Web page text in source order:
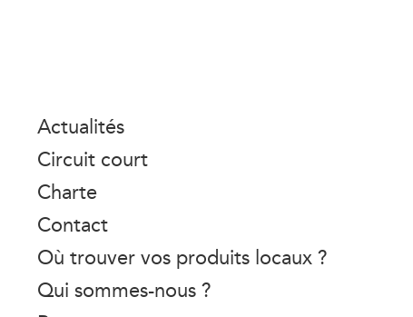
Actualités
Circuit court
Charte
Contact
Où trouver vos produits locaux ?
Qui sommes-nous ?